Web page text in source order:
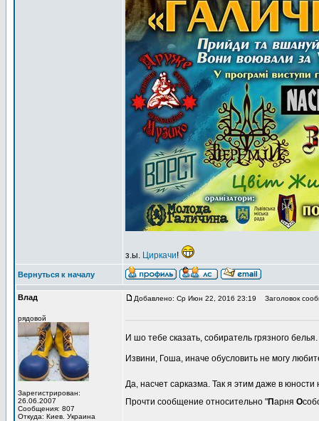
з.ы. Циркачи!
Вернуться к началу
Влад
рядовой
Зарегистрирован:
26.06.2007
Сообщения: 807
Откуда: Киев. Украина
Добавлено: Ср Июн 22, 2016 23:19 Заголовок
И шо тебе сказать, собиратель грязного белья.
Извини, Гоша, иначе обусловить не могу
Да, насчет сарказма. Так я этим даже в
Прочти сообщение относительно "Парня О